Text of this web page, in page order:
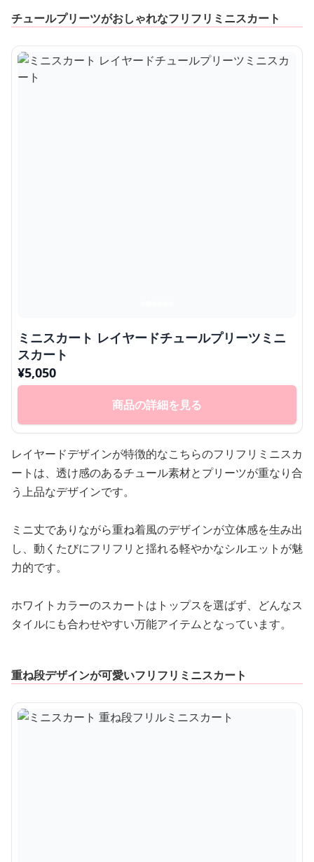
チュールプリーツがおしゃれなフリフリミニスカート
ミニスカート レイヤードチュールプリーツミニ
スカート
¥5,050
商品の詳細を見る
レイヤードデザインが特徴的なこちらのフリフリミニスカ
ートは、透け感のあるチュール素材とプリーツが重なり合
う上品なデザインです。
ミニ丈でありながら重ね着風のデザインが立体感を生み出
し、動くたびにフリフリと揺れる軽やかなシルエットが魅
力的です。
ホワイトカラーのスカートはトップスを選ばず、どんなス
タイルにも合わせやすい万能アイテムとなっています。
重ね段デザインが可愛いフリフリミニスカート